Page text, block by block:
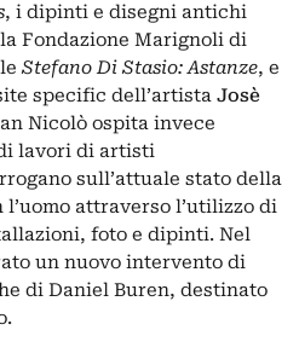
, i dipinti e disegni antichi
Fondazione Marignoli di
Stefano Di Stasio: Astanze, e
specific dell’artista Josè
Nicolò ospita invece
lavori di artisti
sull’attuale stato della
attraverso l’utilizzo di
foto e dipinti. Nel
un nuovo intervento di
di Daniel Buren, destinato